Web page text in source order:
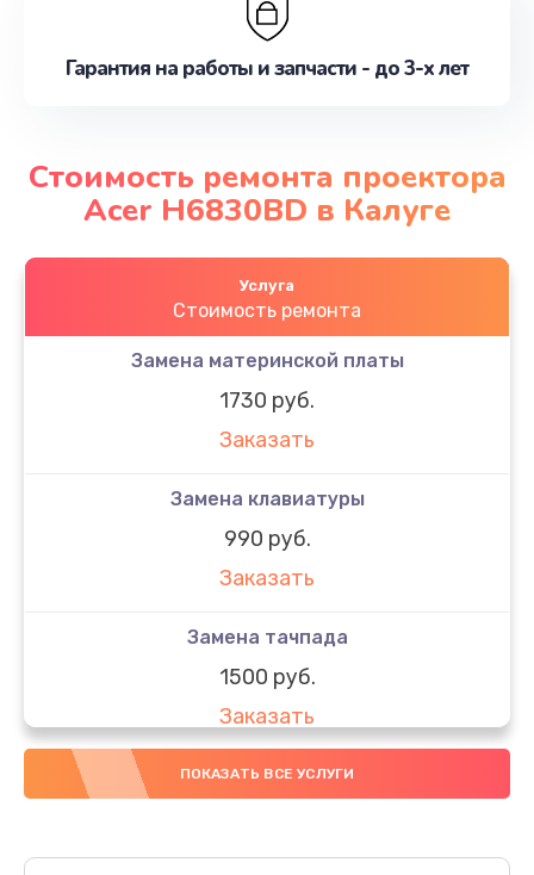
Гарантия на работы и запчасти - до 3-х лет
Стоимость ремонта проектора
Acer H6830BD в Калуге
Услуга
Стоимость ремонта
Замена материнской платы
1730 руб.
Заказать
Замена клавиатуры
990 руб.
Заказать
Замена тачпада
1500 руб.
Заказать
Замена южного моста
Заказать
ПОКАЗАТЬ ВСЕ УСЛУГИ